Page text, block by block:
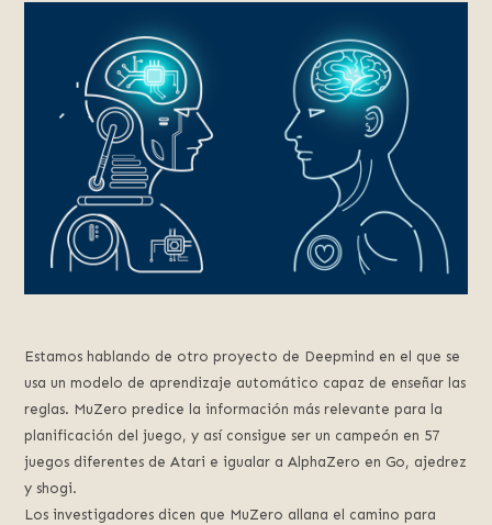
Estamos hablando de otro proyecto de Deepmind en el que se
usa un modelo de aprendizaje automático capaz de enseñar las
reglas. MuZero predice la información más relevante para la
planificación del juego, y así consigue ser un campeón en 57
juegos diferentes de Atari e igualar a AlphaZero en Go, ajedrez
y shogi.
Los investigadores dicen que MuZero allana el camino para